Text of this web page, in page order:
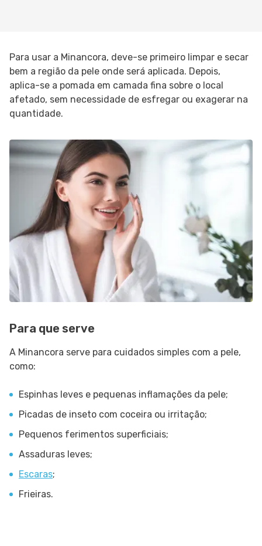
Para usar a Minancora, deve-se primeiro limpar e secar
bem a região da pele onde será aplicada. Depois,
aplica-se a pomada em camada fina sobre o local
afetado, sem necessidade de esfregar ou exagerar na
quantidade.
Para que serve
A Minancora serve para cuidados simples com a pele,
como:
Espinhas leves e pequenas inflamações da pele;
Picadas de inseto com coceira ou irritação;
Pequenos ferimentos superficiais;
Assaduras leves;
Escaras;
Frieiras.